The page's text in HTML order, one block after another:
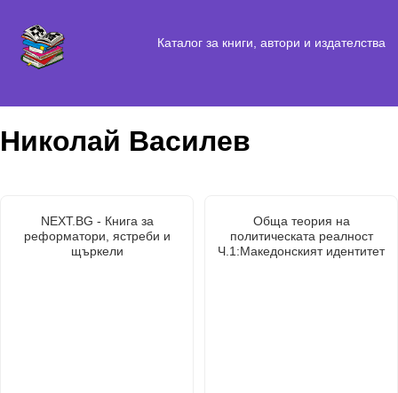
Каталог за книги, автори и издателства
Николай Василев
NEXT.BG - Книга за
реформатори, ястреби и
щъркели
Обща теория на
политическата реалност
Ч.1:Македонският идентитет